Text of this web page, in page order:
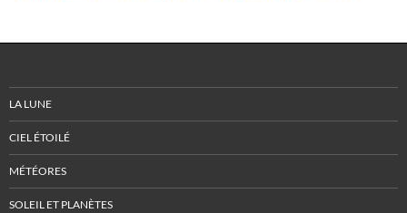
LA LUNE
CIEL ÉTOILÉ
MÉTÉORES
SOLEIL ET PLANÈTES